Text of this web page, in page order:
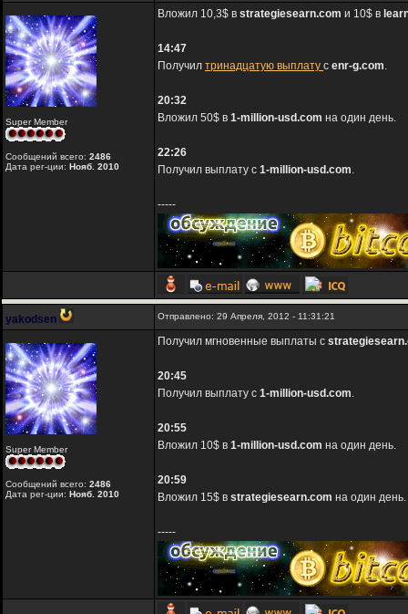
Super Member
Сообщений всего: 2486
Дата рег-ции: Нояб. 2010
Вложил 10,3$ в strategiesearn.com и 10$ в
14:47
Получил тринадцатую выплату с enr-g.com.
20:32
Вложил 50$ в 1-million-usd.com на один день.
22:26
Получил выплату с 1-million-usd.com.
-----
yakodsen Отправлено: 29 Апреля, 2012 - 11:31:21
Super Member
Сообщений всего: 2486
Дата рег-ции: Нояб. 2010
Получил мгновенные выплаты с
20:45
Получил выплату с 1-million-usd.com.
20:55
Вложил 10$ в 1-million-usd.com на один день.
20:59
Вложил 15$ в strategiesearn.com на один день.
-----